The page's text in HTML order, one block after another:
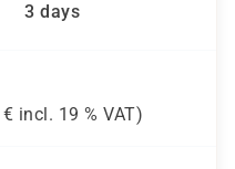
3 days
€ incl. 19 % VAT)